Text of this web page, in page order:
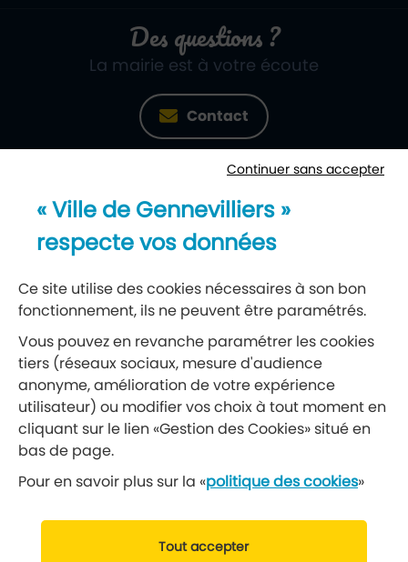
Des questions ?
La mairie est à votre écoute
Contact
Newsletter
Réseaux sociaux
Suivez-nous
Retrouvez nous sur Facebook
Continuer sans accepter
« Ville de Gennevilliers »
respecte vos données
Ce site utilise des cookies nécessaires à son bon
fonctionnement, ils ne peuvent être paramétrés.
Vous pouvez en revanche paramétrer les cookies
tiers (réseaux sociaux, mesure d'audience
anonyme, amélioration de votre expérience
utilisateur) ou modifier vos choix à tout moment en
cliquant sur le lien «Gestion des Cookies» situé en
bas de page.
Pour en savoir plus sur la «politique des cookies»
Tout accepter